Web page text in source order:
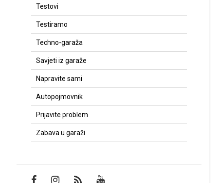
Testovi
Testiramo
Techno-garaža
Savjeti iz garaže
Napravite sami
Autopojmovnik
Prijavite problem
Zabava u garaži